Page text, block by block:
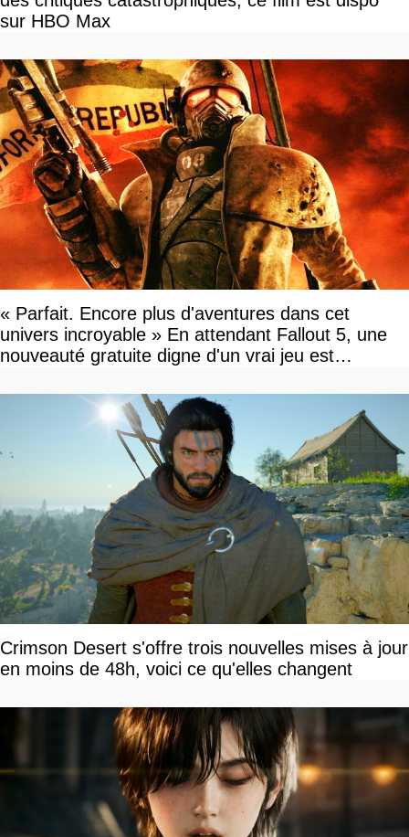
sur HBO Max
« Parfait. Encore plus d'aventures dans cet
univers incroyable » En attendant Fallout 5, une
nouveauté gratuite digne d'un vrai jeu est
Crimson Desert s'offre trois nouvelles mises à jour
en moins de 48h, voici ce qu'elles changent